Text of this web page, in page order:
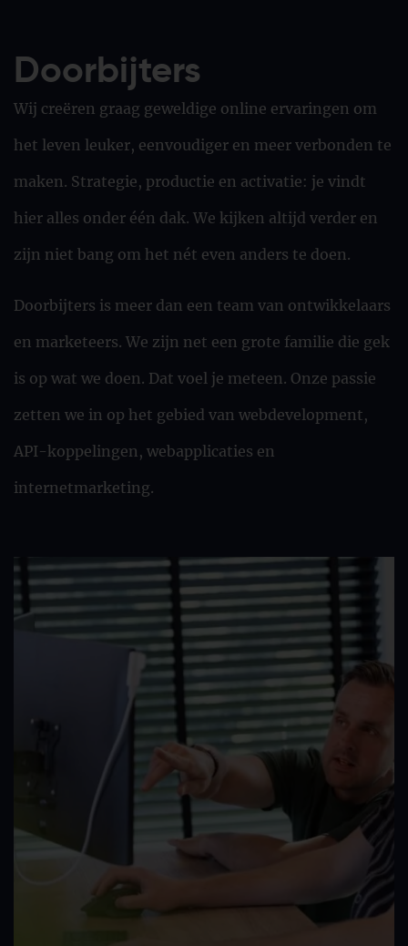
Doorbijters
Wij creëren graag geweldige online ervaringen om
het leven leuker, eenvoudiger en meer verbonden te
maken. Strategie, productie en activatie: je vindt
hier alles onder één dak. We kijken altijd verder en
zijn niet bang om het nét even anders te doen.
Doorbijters is meer dan een team van ontwikkelaars
en marketeers. We zijn net een grote familie die gek
is op wat we doen. Dat voel je meteen. Onze passie
zetten we in op het gebied van webdevelopment,
API-koppelingen, webapplicaties en
internetmarketing.